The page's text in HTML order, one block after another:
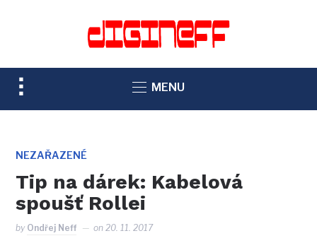
TOGGLE
SIDEBAR
NAVIGATION
MENU
NEZAŘAZENÉ
Tip na dárek: Kabelová
spoušť Rollei
by Ondřej Neff on20. 11. 2017